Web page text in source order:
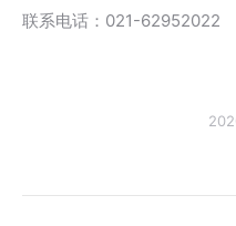
联系电话：021-62952022